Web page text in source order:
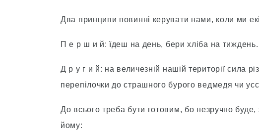
Два принципи повиннi керувати нами, коли ми
П е р ш и й: їдеш на день, бери хлiба на тиждень.
Д р у г и й: на величезнiй нашiй територiї сила
перепiлочки до страшного бурого ведмедя чи
До всього треба бути готовим, бо незручно
йому: